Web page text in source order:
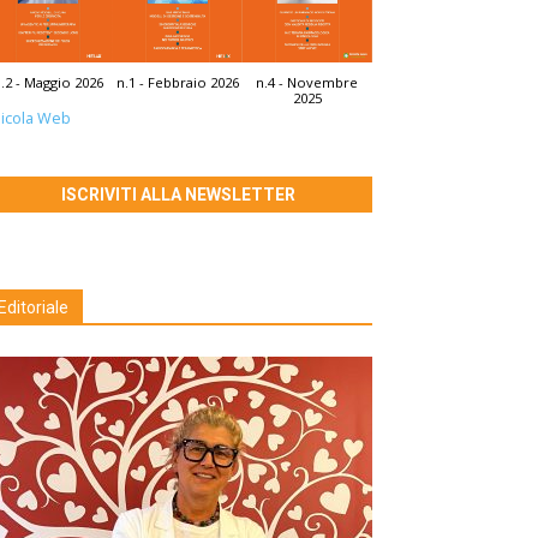
- Maggio 2026 n.1 - Febbraio 2026
n.4 - Novembre
2025
Web
ISCRIVITI ALLA NEWSLETTER